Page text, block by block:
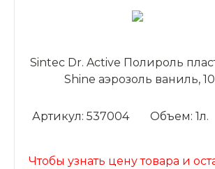
Sintec Dr. Active Полироль
Shine аэрозоль ваниль,
Артикул: 537004 Объем: 1л.
Чтобы узнать цену товара и